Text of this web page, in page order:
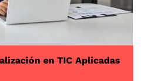
en TIC Aplicadas